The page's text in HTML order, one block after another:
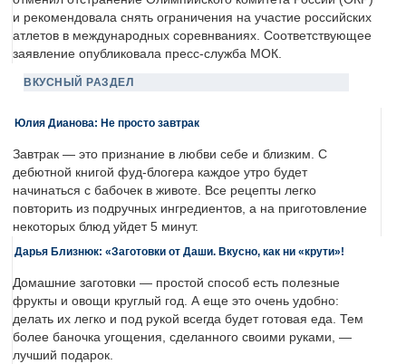
и рекомендовала снять ограничения на участие российских
атлетов в международных соревнваниях. Соответствующее
заявление опубликовала пресс-служба МОК.
ВКУСНЫЙ РАЗДЕЛ
Юлия Дианова: Не просто завтрак
Завтрак — это признание в любви себе и близким. С
дебютной книгой фуд-блогера каждое утро будет
начинаться с бабочек в животе. Все рецепты легко
повторить из подручных ингредиентов, а на приготовление
некоторых блюд уйдет 5 минут.
Дарья Близнюк: «Заготовки от Даши. Вкусно, как ни «крути»!
Домашние заготовки — простой способ есть полезные
фрукты и овощи круглый год. А еще это очень удобно:
делать их легко и под рукой всегда будет готовая еда. Тем
более баночка угощения, сделанного своими руками, —
лучший подарок.